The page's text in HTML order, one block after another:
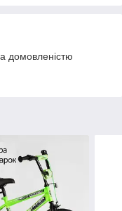
домовленістю